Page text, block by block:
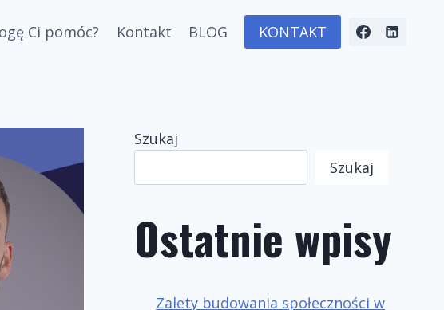
Ci pomóc? Kontakt BLOG KONTAKT
Szukaj
Szukaj
Ostatnie wpisy
Zalety budowania społeczności w